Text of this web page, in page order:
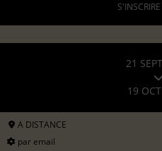
21
19
A DISTANCE
par email